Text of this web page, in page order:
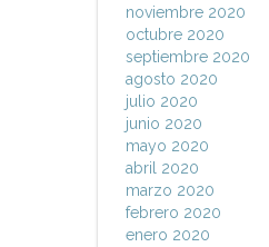
noviembre 2020
octubre 2020
septiembre 2020
agosto 2020
julio 2020
junio 2020
mayo 2020
abril 2020
marzo 2020
febrero 2020
enero 2020